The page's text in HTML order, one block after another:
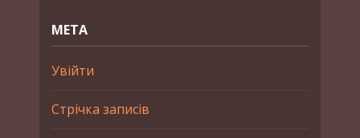
МЕТА
Увійти
Стрічка записів